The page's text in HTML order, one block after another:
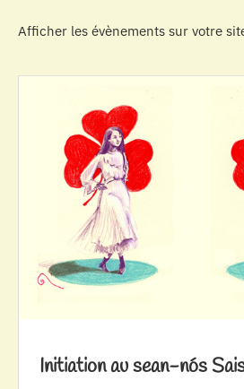
Afficher les évènements sur votre
Initiation au sean-nós